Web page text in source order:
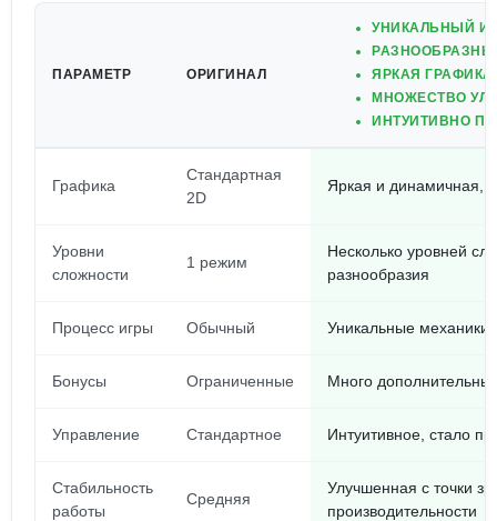
ПАРАМЕТР ОРИГИНАЛ
УНИКАЛЬНЫЙ
ЯРКАЯ
МНОЖЕСТВО
ИНТУИТИВНО
Графика
Стандартная
2D
Яркая и динамичная,
Уровни
сложности
1 режим
Несколько уровней
разнообразия
Процесс игры Обычный Уникальные
Бонусы Ограниченные Много
Управление Стандартное Интуитивное, стало
Стабильность
работы
Средняя
Улучшенная с точки
производительности